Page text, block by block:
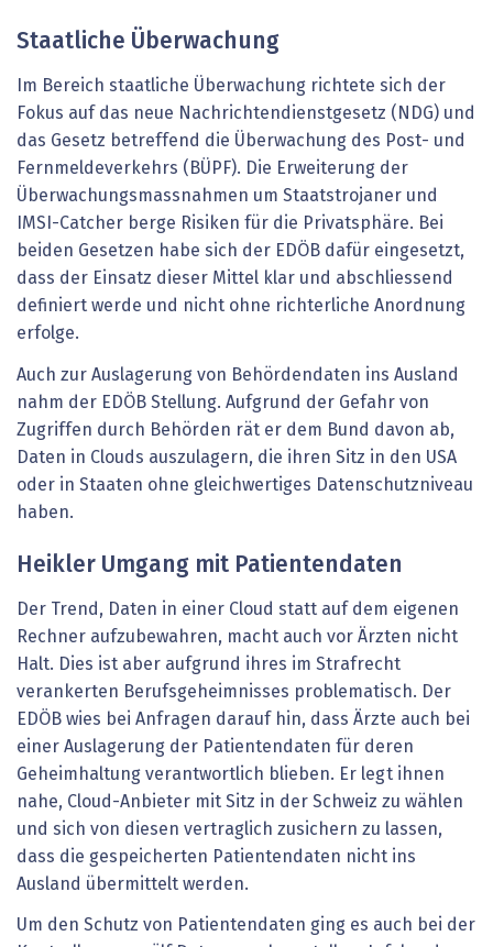
Staatliche Überwachung
Im Bereich staatliche Überwachung richtete sich der
Fokus auf das neue Nachrichtendienstgesetz (NDG) und
das Gesetz betreffend die Überwachung des Post- und
Fernmeldeverkehrs (BÜPF). Die Erweiterung der
Überwachungsmassnahmen um Staatstrojaner und
IMSI-Catcher berge Risiken für die Privatsphäre. Bei
beiden Gesetzen habe sich der EDÖB dafür eingesetzt,
dass der Einsatz dieser Mittel klar und abschliessend
definiert werde und nicht ohne richterliche Anordnung
erfolge.
Auch zur Auslagerung von Behördendaten ins Ausland
nahm der EDÖB Stellung. Aufgrund der Gefahr von
Zugriffen durch Behörden rät er dem Bund davon ab,
Daten in Clouds auszulagern, die ihren Sitz in den USA
oder in Staaten ohne gleichwertiges Datenschutzniveau
haben.
Heikler Umgang mit Patientendaten
Der Trend, Daten in einer Cloud statt auf dem eigenen
Rechner aufzubewahren, macht auch vor Ärzten nicht
Halt. Dies ist aber aufgrund ihres im Strafrecht
verankerten Berufsgeheimnisses problematisch. Der
EDÖB wies bei Anfragen darauf hin, dass Ärzte auch bei
einer Auslagerung der Patientendaten für deren
Geheimhaltung verantwortlich blieben. Er legt ihnen
nahe, Cloud-Anbieter mit Sitz in der Schweiz zu wählen
und sich von diesen vertraglich zusichern zu lassen,
dass die gespeicherten Patientendaten nicht ins
Ausland übermittelt werden.
Um den Schutz von Patientendaten ging es auch bei der